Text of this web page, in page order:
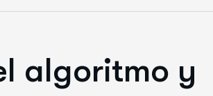
algoritmo y